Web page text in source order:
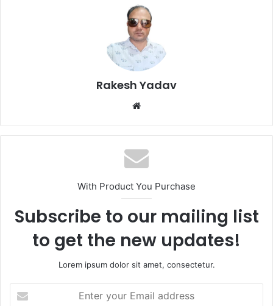
Rakesh Yadav
b
s
i
e
With Product You Purchase
Subscribe to our mailing list
to get the new updates!
Lorem ipsum dolor sit amet, consectetur.